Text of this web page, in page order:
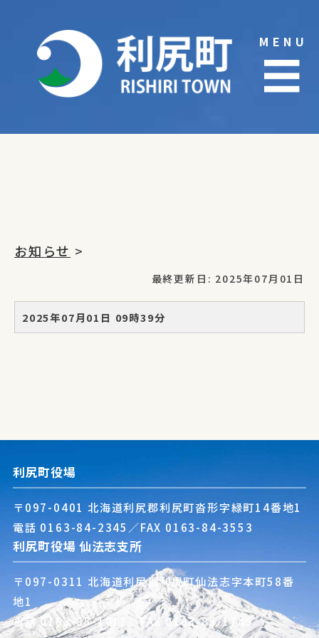
content
MENU
☰
お知らせ >
最終更新日: 2025年07月01日
2025年07月01日 09時39分
利尻町役場
〒097-0401 北海道利尻郡利尻町沓形字緑町14番地1
電話 0163-84-2345 ／FAX 0163-84-3553
利尻町役場 仙法志支所
〒097-0311 北海道利尻郡利尻町仙法志字本町58番
地1
電話0163-85-1011 ／FAX 0163-85-1745